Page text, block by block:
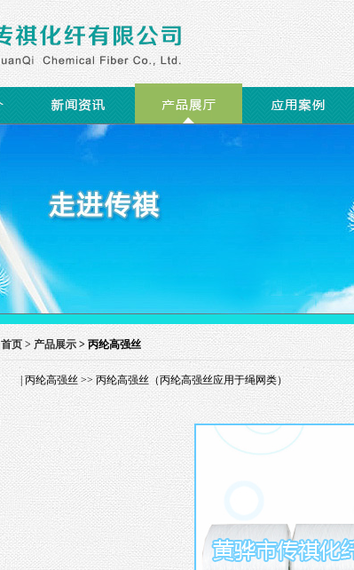
首页 > 产品展示 > 丙纶高强丝
|丙纶高强丝 >> 丙纶高强丝（丙纶高强丝应用于绳网类）